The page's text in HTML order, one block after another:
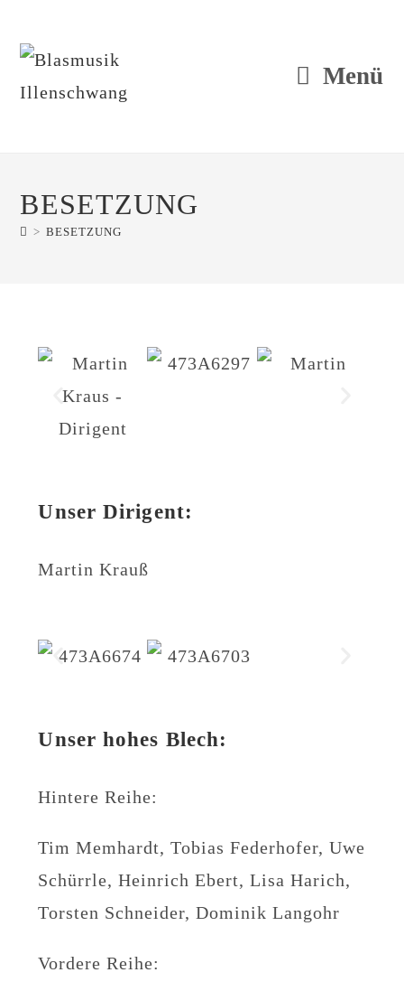
Menü
BESETZUNG
> BESETZUNG
Unser Dirigent:
Martin Krauß
Unser hohes Blech:
Hintere Reihe:
Tim Memhardt, Tobias Federhofer, Uwe
Schürrle, Heinrich Ebert, Lisa Harich,
Torsten Schneider, Dominik Langohr
Vordere Reihe: